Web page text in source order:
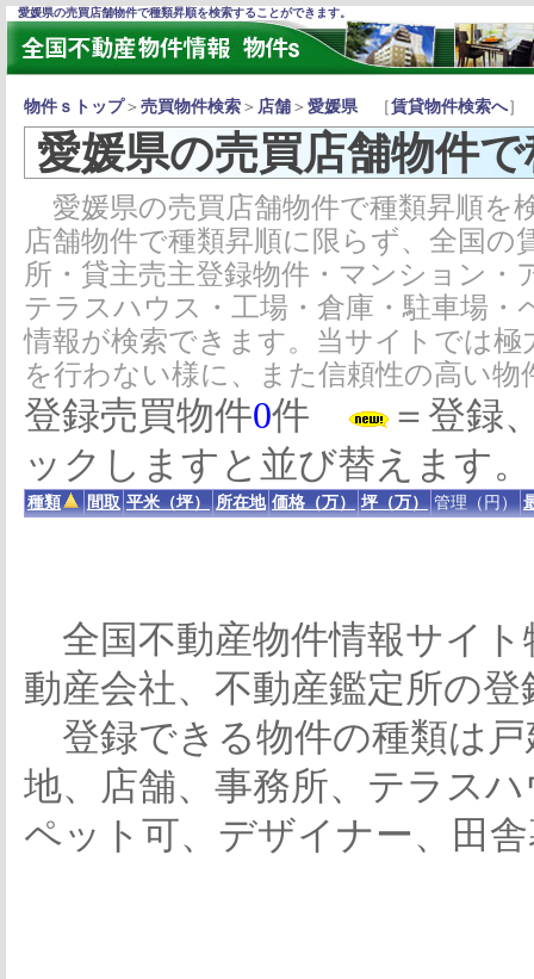
愛媛県の売買店舗物件で種類昇順を検索することができます。
物件ｓトップ＞ 売買物件検索 ＞ 店舗 ＞ 愛媛県［賃貸物件検索へ］
愛媛県の売買店舗物件
愛媛県の売買店舗物件で種類昇順を
店舗物件で種類昇順に限らず、全国の
所・貸主売主登録物件・マンション・
テラスハウス・工場・倉庫・駐車場
情報が検索できます。当サイトでは
を行わない様に、また信頼性の高い
登録売買物件0件
＝登録
ックしますと並び替えます。
種類 間取 平米（坪） 所在地 価格（万） 坪（万） 管理（円）
全国不動産物件情報サイト
動産会社、不動産鑑定所の
登録できる物件の種類は
地、店舗、事務所、テラス
ペット可、デザイナー、田